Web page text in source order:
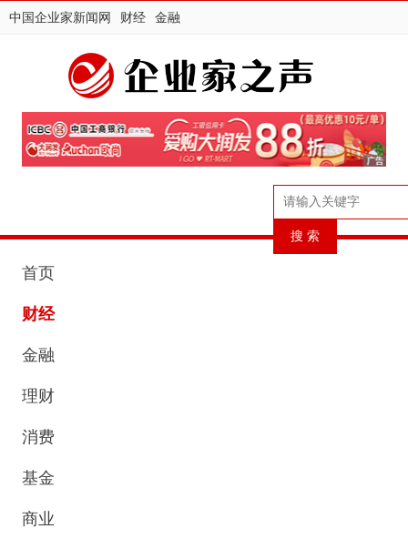
中国企业家新闻网 财经 金融
首页
财经
金融
理财
消费
基金
商业